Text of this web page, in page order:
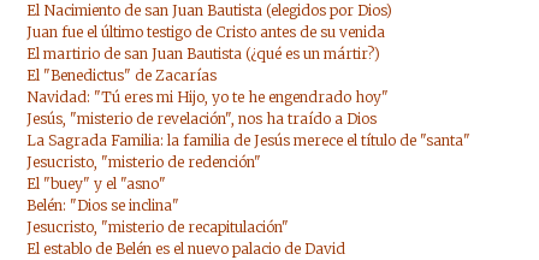
El Nacimiento de san Juan Bautista (elegidos por Dios)
Juan fue el último testigo de Cristo antes de su venida
El martirio de san Juan Bautista (¿qué es un mártir?)
El "Benedictus" de Zacarías
Navidad: "Tú eres mi Hijo, yo te he engendrado hoy"
Jesús, "misterio de revelación", nos ha traído a Dios
La Sagrada Familia: la familia de Jesús merece el título de "santa"
Jesucristo, "misterio de redención"
El "buey" y el "asno"
Belén: "Dios se inclina"
Jesucristo, "misterio de recapitulación"
El establo de Belén es el nuevo palacio de David